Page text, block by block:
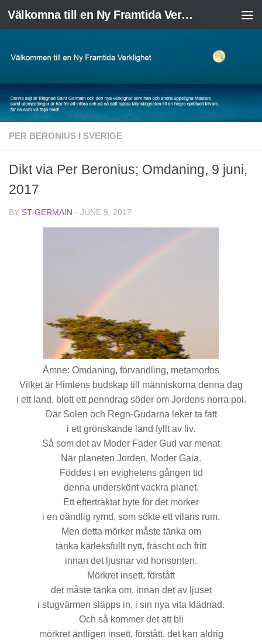
Skip to content Välkomna till en Ny Framtida Verklighet
PER BERONIUS I SVERIGE
Dikt via Per Beronius; Omdaning, 9 juni,
2017
BY ST-GERMAIN · JUNE 9, 2017
Ämne: Omdaning, förvandling, metamorfos
Vilket är Himlens budskap till människorna denna dag
i ett land, blott ett penndrag söder om Jordens norra pol.
Där Solen och Regn-Gudarna leker ta fatt
i ett grönskande land fyllt av liv.
Så som det av Moder Fader Gud var menat
När planeten Jorden, Moder Gaia.
Föddes i en evighetens gången tid
denna underskönt vackra planet.
Ett eftertraktat byte för det mörker
i en oändlig rymd, som sökte ett vilans rum.
Men detta mörker måste tänka om
tänka kärleksfullt nytt, fräscht och fritt
innan det ljusnar vid horisonten.
Mörkret insett, förstått
det måste tänka om, innan det av ljuset
i stugvärmen släpps in, i sin nya vita klädnad.
Och så kommer det att bli
mörkret äntligen insett, förstått, det kan aldrig